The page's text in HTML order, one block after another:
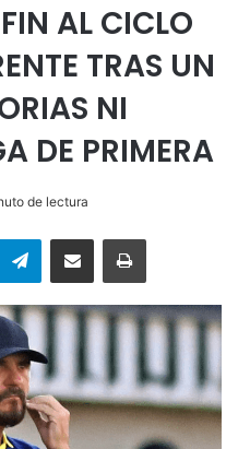
AL CICLO
TRAS UN
NI
DE PRIMERA
de lectura
TelegramEnviar vía email Imprimir